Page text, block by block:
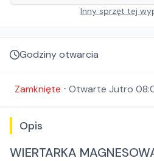
Inny sprzęt tej
Godziny otwarcia
Zamknięte ⋅ Otwarte Jutro
Opis
WIERTARKA